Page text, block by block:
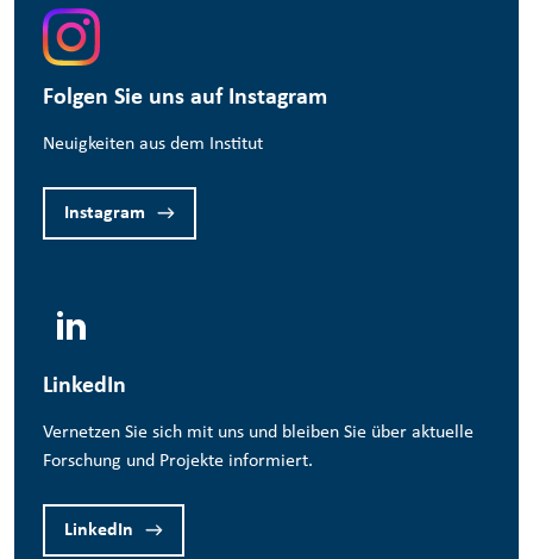
Folgen Sie uns auf Instagram
Neuigkeiten aus dem Institut
Instagram
LinkedIn
Vernetzen Sie sich mit uns und bleiben Sie über aktuelle
Forschung und Projekte informiert.
LinkedIn